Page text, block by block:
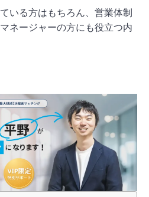
いる方はもちろん、営業体制
ネージャーの方にも役立つ内